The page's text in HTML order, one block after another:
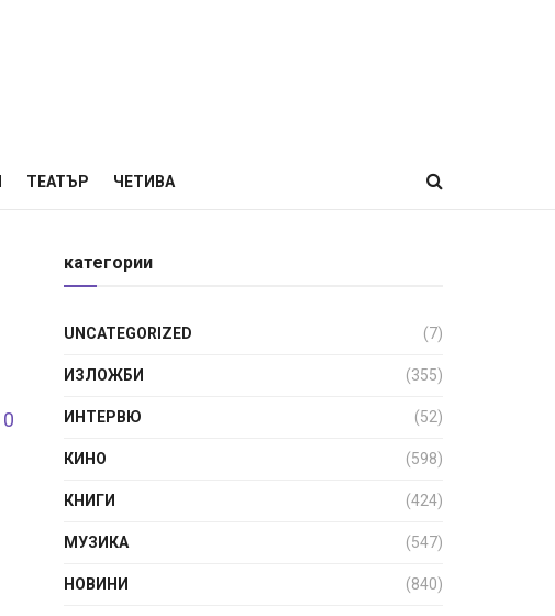
ТЕАТЪР ЧЕТИВА
0
категории
UNCATEGORIZED (7)
ИЗЛОЖБИ (355)
ИНТЕРВЮ (52)
КИНО (598)
КНИГИ (424)
МУЗИКА (547)
НОВИНИ (840)